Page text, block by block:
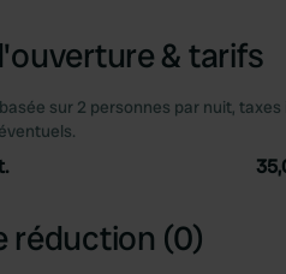
& tarifs
sur 2 personnes par nuit,
réduction (0)